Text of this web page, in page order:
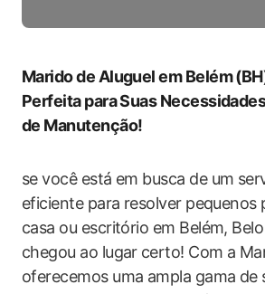
Marido de Aluguel em Belém
Perfeita‌ para Suas
de Manutenção!
se você está em busca‌ de um
eficiente para resolver pequenos
casa ou escritório em Belém,
chegou ao lugar⁢ certo! Com a
oferecemos uma ampla gama de